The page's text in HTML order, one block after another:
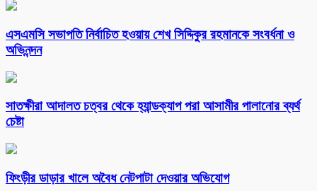
এসএমসি সভাপতি নির্বাচিত হওয়ায় শেখ সিদ্দিকুর রহমানকে সংবর্ধনা ও
অভিনন্দন
সাতক্ষীরা আদালত চত্বর থেকে হ্যান্ডক্যাপ পরা আসামীর পালানোর ব্যর্থ
চেষ্টা
ফিংড়ীর ডাড়ার খালে অবৈধ নেটপাটা দেওয়ার অভিযোগ